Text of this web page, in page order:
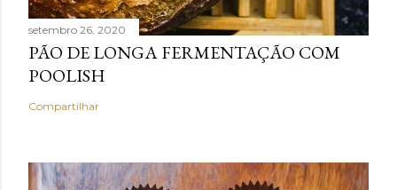
setembro 26, 2020
PÃO DE LONGA FERMENTAÇÃO COM
POOLISH
Compartilhar